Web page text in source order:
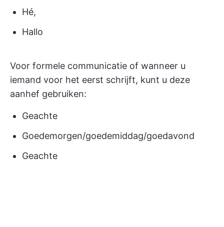
Hé,
Hallo
Voor formele communicatie of wanneer u
iemand voor het eerst schrijft, kunt u deze
aanhef gebruiken:
Geachte
Goedemorgen/goedemiddag/goedavond
Geachte